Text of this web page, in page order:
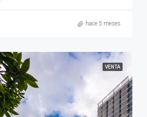
hace 5 meses
VENTA